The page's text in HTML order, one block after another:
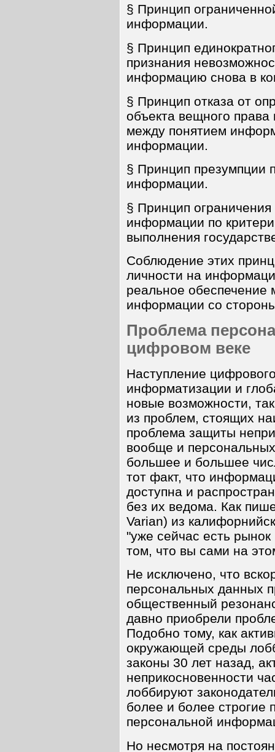
§ Принцип
информации.
§ Принцип
признания
информацию снова в
§ Принцип отказа от
объекта вещного права
между понятием
информации.
§ Принцип презумпции
информации.
§ Принцип
информации по
выполнения
Соблюдение этих
личности на
реальное
информации со
Проблема
цифровом веке
Наступление
информатизации и
новые возможности,
из проблем, стоящих
проблема защиты
вообще и
большее и большее
тот факт, что
доступна и
без их ведома. Как
Varian) из
"уже сейчас есть
том, что вы сами на
Не исключено, что
персональных данных
общественный
давно приобрели
Подобно тому, как
окружающей среды
законы 30 лет назад,
неприкосновенности
лоббируют
более и более строгие
персональной
Но несмотря на